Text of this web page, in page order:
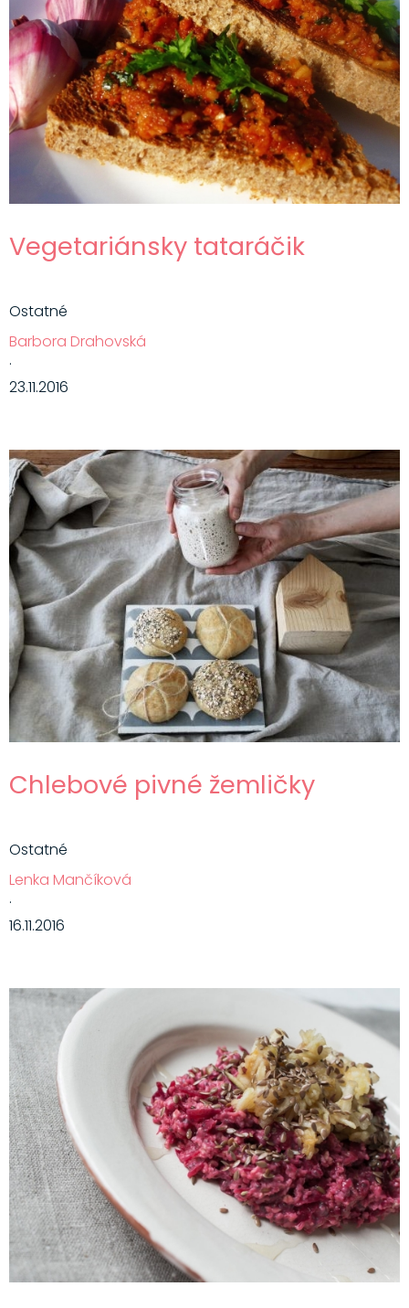
Vegetariánsky tataráčik
Ostatné
Barbora Drahovská
·
23.11.2016
Chlebové pivné žemličky
Ostatné
Lenka Mančíková
·
16.11.2016